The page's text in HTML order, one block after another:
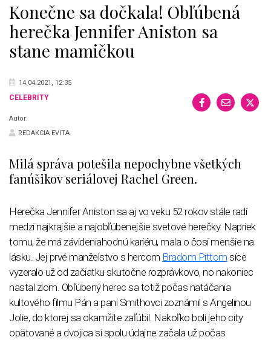
Konečne sa dočkala! Obľúbená
herečka Jennifer Aniston sa
stane mamičkou
14.04.2021, 12:35
CELEBRITY
Autor:
REDAKCIA EVITA
Milá správa potešila nepochybne všetkých
fanúšikov seriálovej Rachel Green.
Herečka Jennifer Aniston sa aj vo veku 52 rokov stále radí
medzi najkrajšie a najobľúbenejšie svetové herečky. Napriek
tomu, že má závideniahodnú kariéru, mala o čosi menšie na
lásku. Jej prvé manželstvo s hercom Bradom Pittom síce
vyzeralo už od začiatku skutočne rozprávkovo, no nakoniec
nastal zlom. Obľúbený herec sa totiž počas natáčania
kultového filmu Pán a pani Smithovci zoznámil s Angelinou
Jolie, do ktorej sa okamžite zaľúbil. Nakoľko boli jeho city
opätované a dvojica si spolu údajne začala už počas